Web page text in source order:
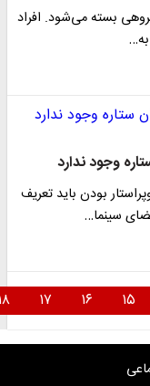
بسته می‌شود. افراد
وجود ندارد
بودن باید تعریف
سینما…